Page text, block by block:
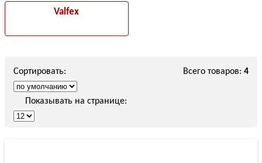
Valfex
Всего товаров: 4
Сортировать:
Показывать на странице: